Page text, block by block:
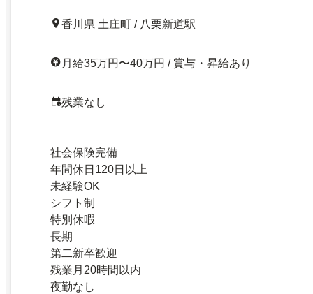
香川県 土庄町 / 八栗新道駅
月給35万円〜40万円 / 賞与・昇給あり
残業なし
社会保険完備
年間休日120日以上
未経験OK
シフト制
特別休暇
長期
第二新卒歓迎
残業月20時間以内
夜勤なし